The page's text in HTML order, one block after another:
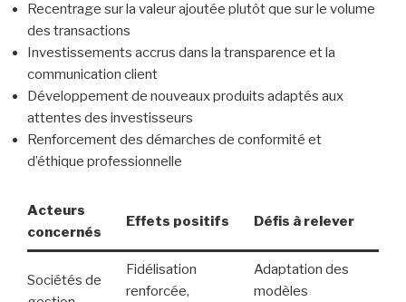
Recentrage sur la valeur ajoutée plutôt que sur le volume
des transactions
Investissements accrus dans la transparence et la
communication client
Développement de nouveaux produits adaptés aux
attentes des investisseurs
Renforcement des démarches de conformité et
d’éthique professionnelle
Acteurs
concernés
Effets positifs Défis à relever
Sociétés de
Fidélisation
renforcée,
Adaptation des
modèles